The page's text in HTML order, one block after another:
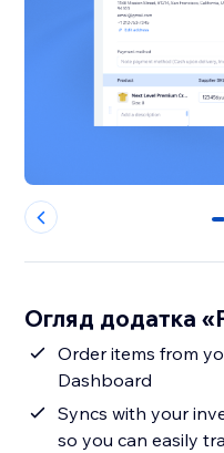
0
Огляд додатка
Order items from
Dashboard
Syncs with your
so you can easily